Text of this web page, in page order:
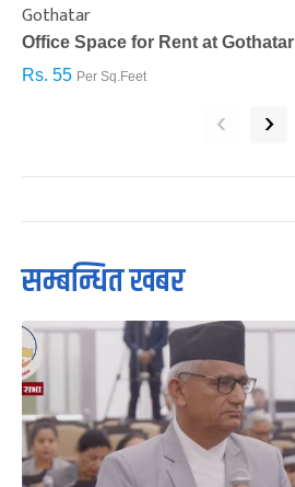
Gothatar
Office Space for Rent at Gothatar
Rs. 55 Per Sq.Feet
‹ ›
सम्बन्धित खबर